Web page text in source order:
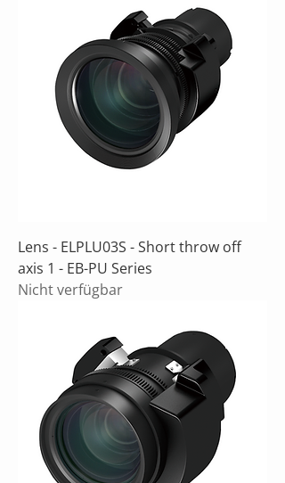
Lens - ELPLU03S - Short throw off
axis 1 - EB-PU Series
Nicht verfügbar